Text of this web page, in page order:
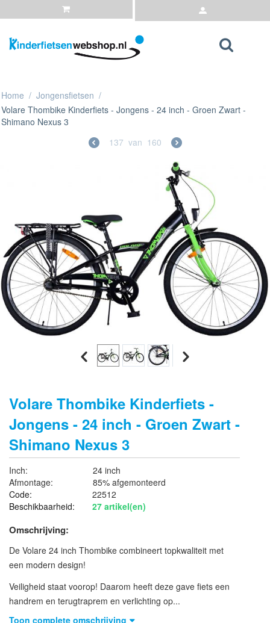
Home / Jongensfietsen /
Volare Thombike Kinderfiets - Jongens - 24 inch - Groen Zwart -
Shimano Nexus 3
137 van 160
Volare Thombike Kinderfiets -
Jongens - 24 inch - Groen Zwart -
Shimano Nexus 3
Inch:
24 inch
Afmontage:
85% afgemonteerd
Code:
22512
Beschikbaarheid:
27 artikel(en)
Omschrijving:
De Volare 24 inch Thombike combineert topkwaliteit met
een modern design!
Veiligheid staat voorop! Daarom heeft deze gave fiets een
handrem en terugtraprem en verlichting op...
Toon complete omschrijving